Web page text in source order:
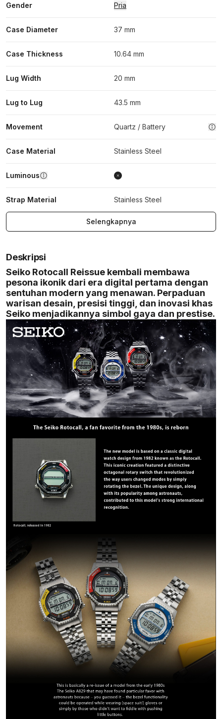
Gender Pria
Case Diameter 37 mm
Case Thickness 10.64 mm
Lug Width 20 mm
Lug to Lug 43.5 mm
Movement Quartz / Battery
Case Material Stainless Steel
Luminous
Strap Material Stainless Steel
Selengkapnya
Deskripsi
Seiko Rotocall Reissue kembali membawa
pesona ikonik dari era digital pertama dengan
sentuhan modern yang menawan. Perpaduan
warisan desain, presisi tinggi, dan inovasi khas
Seiko menjadikannya simbol gaya dan prestise.